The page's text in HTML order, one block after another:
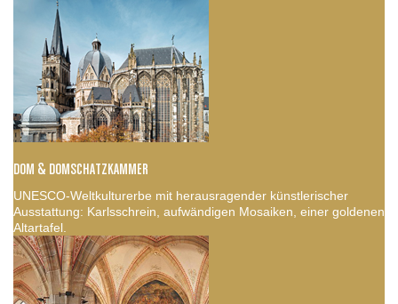
DOM & DOMSCHATZKAMMER
UNESCO-Weltkulturerbe mit herausragender künstlerischer
Ausstattung: Karlsschrein, aufwändigen Mosaiken, einer goldenen
Altartafel.